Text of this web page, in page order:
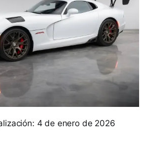
4 de enero de 2026